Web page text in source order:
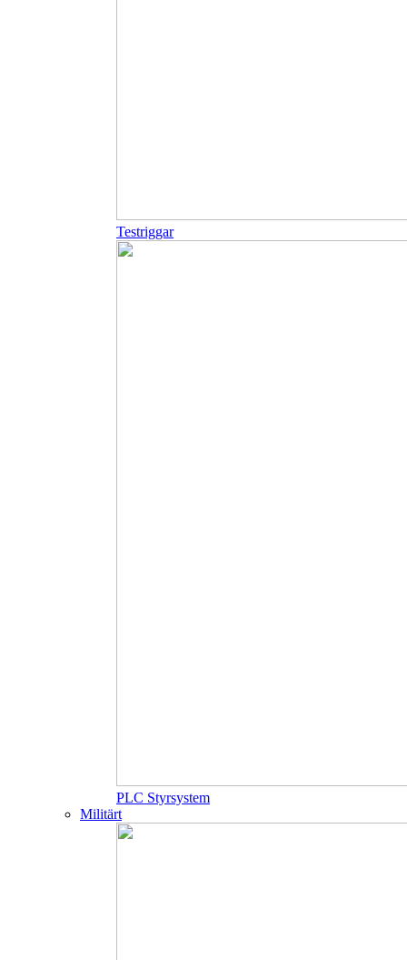
Testriggar
PLC Styrsystem
Militärt